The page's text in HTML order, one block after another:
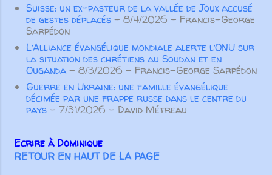
paroles qui participeront à la
croissance spirituelle des autres
croyants. Pas seulement des
paroles aimables qui “font du bien
au corps”, m...
Suisse: un ex-pasteur de la vallée de Joux accusé
de gestes déplacés - 8/4/2026 - Francis-George
Sarpédon
L’Alliance évangélique mondiale alerte l’ONU sur
la situation des chrétiens au Soudan et en
Ouganda - 8/3/2026 - Francis-George Sarpédon
Guerre en Ukraine: une famille évangélique
décimée par une frappe russe dans le centre du
pays - 7/31/2026 - David Métreau
Ecrire à Dominique
RETOUR EN HAUT DE LA PAGE